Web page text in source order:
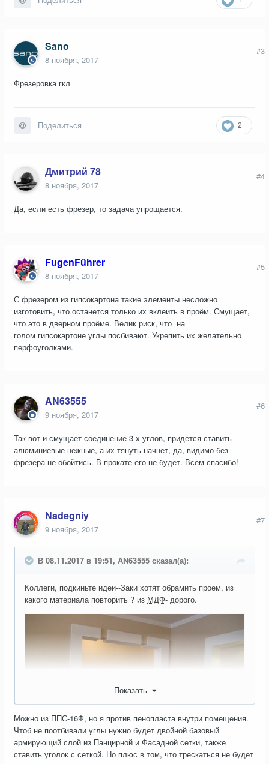
Sano
8 ноября, 2017
#3
Фрезеровка гкл
2
Поделиться
Дмитрий 78
8 ноября, 2017
#4
Да, если есть фрезер, то задача упрощается.
FugenFührer
8 ноября, 2017
#5
С фрезером из гипсокартона такие элементы несложно
изготовить, что останется только их вклеить в проём. Смущает,
что это в дверном проёме. Велик риск, что на
голом гипсокартоне углы посбивают. Укрепить их желательно
перфоуголками.
AN63555
9 ноября, 2017
#6
Так вот и смущает соединение 3-х углов, придется ставить
алюминиевые нежные, а их тянуть начнет, да, видимо без
фрезера не обойтись. В прокате его не будет. Всем спасибо!
Nadegniy
9 ноября, 2017
#7
В 08.11.2017 в 19:51, AN63555 сказал(а):
Коллеги, подкиньте идеи--Заки хотят обрамить проем, из
какого материала повторить ? из МДФ- дорого.
Показать
Можно из ППС-16Ф, но я против пенопласта внутри помещения.
Чтоб не поотбивали углы нужно будет двойной базовый
армирующий слой из Панцирной и Фасадной сетки, также
ставить уголок с сеткой. Но плюс в том, что трескаться не будет